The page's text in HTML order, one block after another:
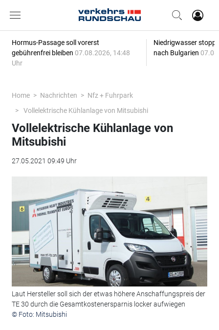
Hormus-Passage soll vorerst
gebührenfrei bleiben 07.08.2026, 14:48
Uhr
Niedrigwasser
nach Bulgarien
Home Nachrichten
Nfz + Fuhrpark
Vollelektrische Kühlanlage von Mitsubishi
Vollelektrische Kühlanlage von
Mitsubishi
27.05.2021 09:49 Uhr
Laut Hersteller soll sich der etwas höhere Anschaffungspreis der
TE 30 durch die Gesamtkostenersparnis locker aufwiegen
© Foto: Mitsubishi